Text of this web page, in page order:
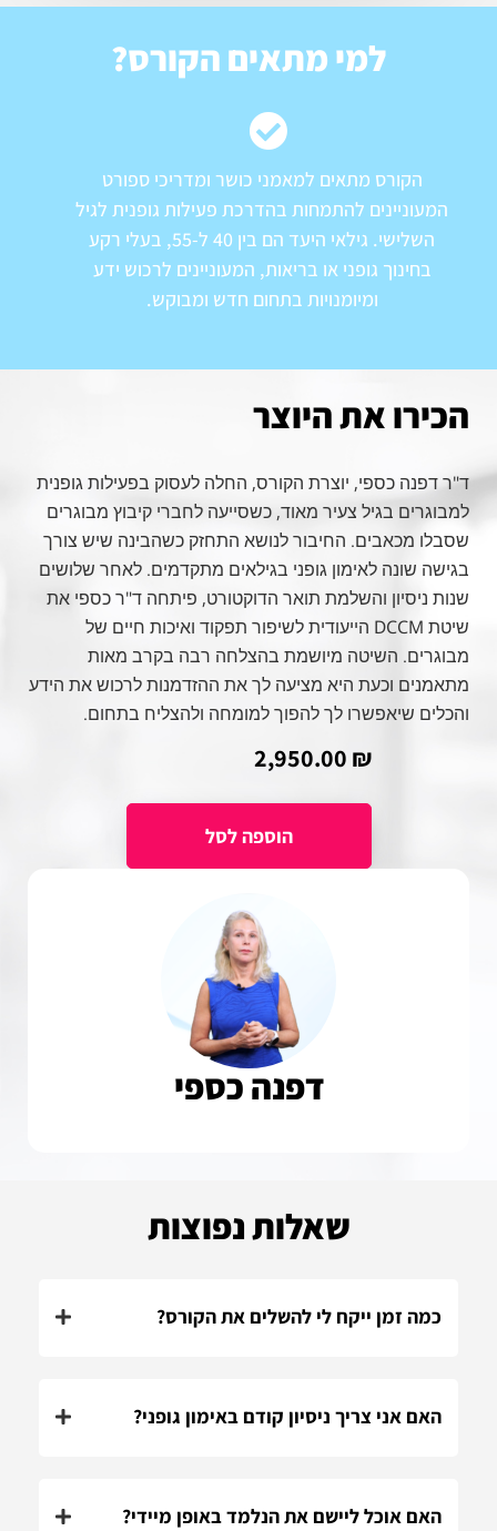
למי מתאים הקורס?
הקורס מתאים למאמני כושר ומדריכי ספורט
המעוניינים להתמחות בהדרכת פעילות גופנית לגיל
השלישי. גילאי היעד הם בין 40 ל-55, בעלי רקע
בחינוך גופני או בריאות, המעוניינים לרכוש ידע
ומיומנויות בתחום חדש ומבוקש.
הכירו את היוצר
ד"ר דפנה כספי, יוצרת הקורס, החלה לעסוק בפעילות גופנית
למבוגרים בגיל צעיר מאוד, כשסייעה לחברי קיבוץ מבוגרים
שסבלו מכאבים. החיבור לנושא התחזק כשהבינה שיש צורך
בגישה שונה לאימון גופני בגילאים מתקדמים. לאחר שלושים
שנות ניסיון והשלמת תואר הדוקטורט, פיתחה ד"ר כספי את
שיטת DCCM הייעודית לשיפור תפקוד ואיכות חיים של
מבוגרים. השיטה מיושמת בהצלחה רבה בקרב מאות
מתאמנים וכעת היא מציעה לך את ההזדמנות לרכוש את הידע
והכלים שיאפשרו לך להפוך למומחה ולהצליח בתחום.
2,950.00 ₪
דפנה כספי
שאלות נפוצות
כמה זמן ייקח לי להשלים את הקורס?
האם אני צריך ניסיון קודם באימון גופני?
האם אוכל ליישם את הנלמד באופן מיידי?